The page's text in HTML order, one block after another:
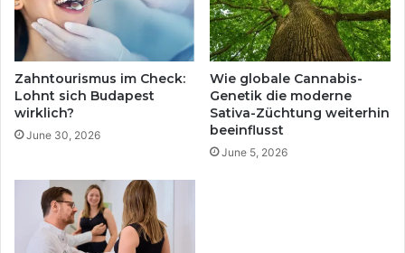
Zahntourismus im Check:
Lohnt sich Budapest
wirklich?
June 30, 2026
Wie globale Cannabis-
Genetik die moderne
Sativa-Züchtung weiterhin
beeinflusst
June 5, 2026